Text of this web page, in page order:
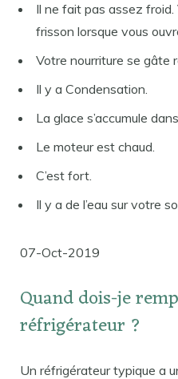
Il ne fait pas assez
frisson lorsque vous
Votre nourriture se gâte
Il y a Condensation.
La glace s’accumule
Le moteur est chaud.
C’est fort.
Il y a de l’eau sur votre
07-Oct-2019
Quand dois-je
réfrigérateur ?
Un réfrigérateur typique a